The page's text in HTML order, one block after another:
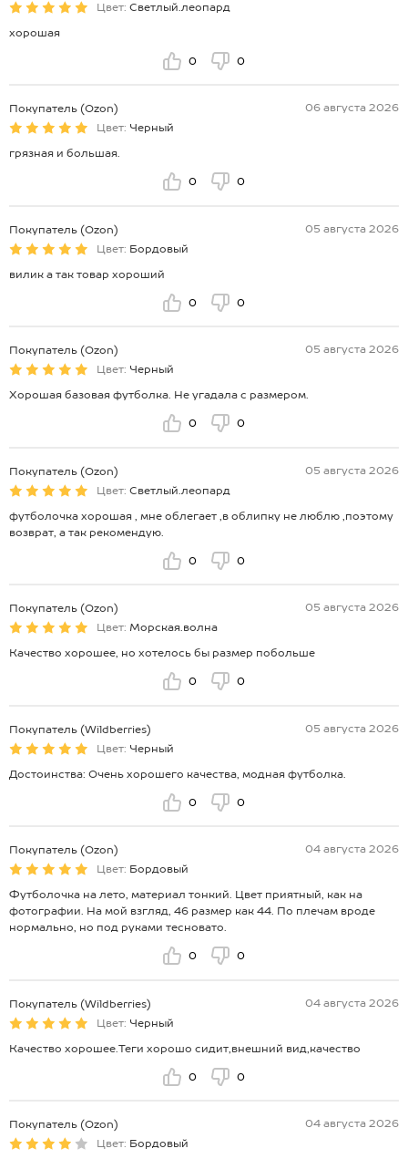
Цвет: Светлый.леопард
хорошая
0 0
Покупатель (Ozon)
06 августа 2026
Цвет: Черный
грязная и большая.
0 0
Покупатель (Ozon)
05 августа 2026
Цвет: Бордовый
вилик а так товар хороший
0 0
Покупатель (Ozon)
05 августа 2026
Цвет: Черный
Хорошая базовая футболка. Не угадала с размером.
0 0
Покупатель (Ozon)
05 августа 2026
Цвет: Светлый.леопард
футболочка хорошая , мне облегает ,в облипку не люблю ,поэтому
возврат, а так рекомендую.
0 0
Покупатель (Ozon)
05 августа 2026
Цвет: Морская.волна
Качество хорошее, но хотелось бы размер побольше
0 0
Покупатель (Wildberries)
05 августа 2026
Цвет: Черный
Достоинства: Очень хорошего качества, модная футболка.
0 0
Покупатель (Ozon)
04 августа 2026
Цвет: Бордовый
Футболочка на лето, материал тонкий. Цвет приятный, как на
фотографии. На мой взгляд, 46 размер как 44. По плечам вроде
нормально, но под руками тесновато.
0 0
Покупатель (Wildberries)
04 августа 2026
Цвет: Черный
Качество хорошее.Теги хорошо сидит,внешний вид,качество
0 0
Покупатель (Ozon)
04 августа 2026
Цвет: Бордовый